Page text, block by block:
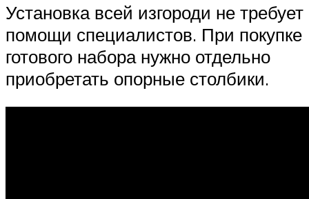
Установка всей изгороди не требует
помощи специалистов. При покупке
готового набора нужно отдельно
приобретать опорные столбики.